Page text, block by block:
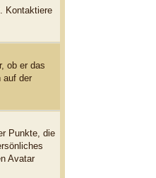
Kontaktiere
ob er das
auf der
Punkte, die
Avatar